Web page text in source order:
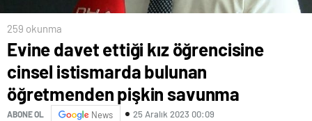
259 okunma
Evine davet ettiği kız öğrencisine
cinsel istismarda bulunan
öğretmenden pişkin savunma
ABONE OL News 25 Aralık 2023 00:09